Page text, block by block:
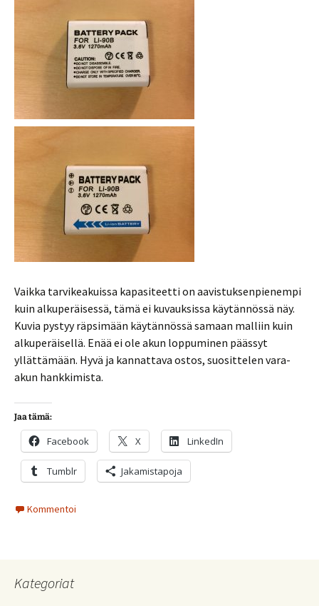
Vaikka tarvikeakuissa kapasiteetti on aavistuksenpienempi
kuin alkuperäisessä, tämä ei kuvauksissa käytännössä näy.
Kuvia pystyy räpsimään käytännössä samaan malliin kuin
alkuperäisellä. Enää ei ole akun loppuminen päässyt
yllättämään. Hyvä ja kannattava ostos, suosittelen vara-
akun hankkimista.
Jaa tämä:
Facebook X LinkedIn
Tumblr Jakamistapoja
Kommentoi
Kategoriat